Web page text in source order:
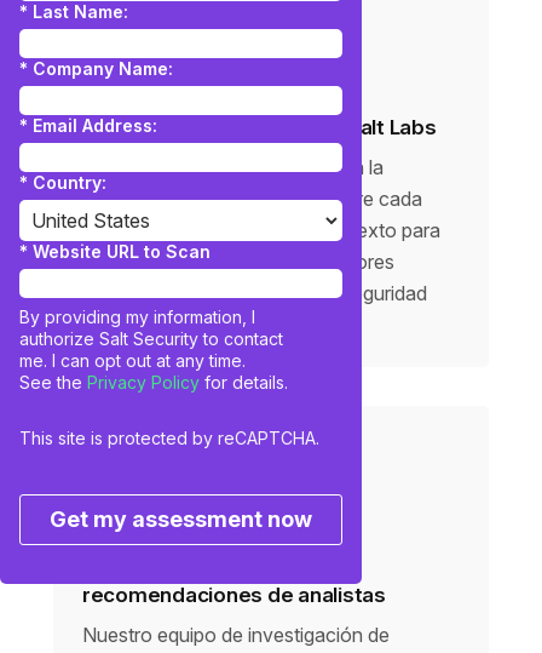
* Last Name:
* Company Name:
* Email Address:
* Country:
* Website URL to Scan
By providing my information, I
authorize Salt Security to contact
me. I can opt out at any time.
See the Privacy Policy for details.
This site is protected by reCAPTCHA.
Get my assessment now
Contexto de amenazas de Salt Labs
Comprenda la amenaza real con la
perspectiva de un atacante sobre cada
hallazgo. Proporcionamos contexto para
cada riesgo, incluyendo indicadores
sólidos de BOLA, el riesgo de seguridad
API número 1.
recomendaciones de analistas
Nuestro equipo de investigación de